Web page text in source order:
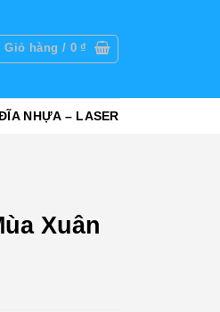
Giỏ hàng / 0₫
NHỰA – LASER
Xuân